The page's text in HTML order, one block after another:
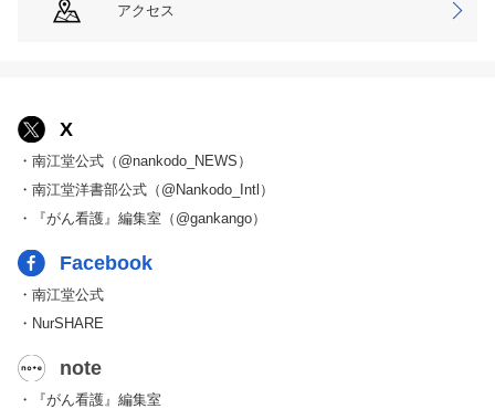
アクセス
X
・南江堂公式（@nankodo_NEWS）
・南江堂洋書部公式（@Nankodo_Intl）
・『がん看護』編集室（@gankango）
Facebook
・南江堂公式
・NurSHARE
note
・『がん看護』編集室